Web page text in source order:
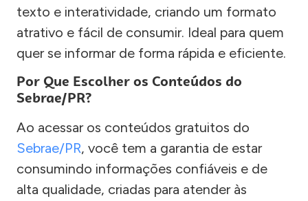
texto e interatividade, criando um formato
atrativo e fácil de consumir. Ideal para quem
quer se informar de forma rápida e eficiente.
Por Que Escolher os Conteúdos do
Sebrae/PR?
Ao acessar os conteúdos gratuitos do
Sebrae/PR, você tem a garantia de estar
consumindo informações confiáveis e de
alta qualidade, criadas para atender às